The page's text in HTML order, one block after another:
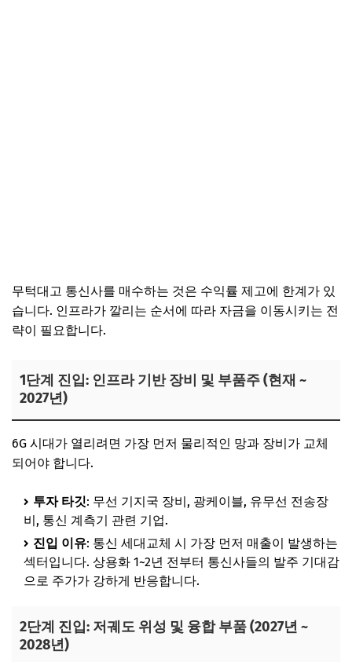
무턱대고 통신사를 매수하는 것은 수익률 제고에 한계가 있
습니다. 인프라가 깔리는 순서에 따라 자금을 이동시키는 전
략이 필요합니다.
1단계 진입: 인프라 기반 장비 및 부품주 (현재 ~
2027년)
6G 시대가 열리려면 가장 먼저 물리적인 망과 장비가 교체
되어야 합니다.
투자 타깃: 무선 기지국 장비, 광케이블, 유무선 전송장
비, 통신 계측기 관련 기업.
진입 이유: 통신 세대교체 시 가장 먼저 매출이 발생하는
섹터입니다. 상용화 1~2년 전부터 통신사들의 발주 기대감
으로 주가가 강하게 반응합니다.
2단계 진입: 저궤도 위성 및 융합 부품 (2027년 ~
2028년)